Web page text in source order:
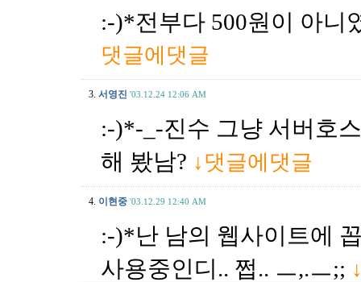
:-)*전부다 500원이 아니
댓글에댓글
3. 서영진 '03.12.24 12:06 AM
:-)*-_-진수 그냥 서버호
해 봤남? ↓댓글에댓글
4. 이현중 '03.12.29 12:40 AM
:-)*난 남의 웹사이트에
사용중인디.. 쩝.. ㅡ,.ㅡ;;